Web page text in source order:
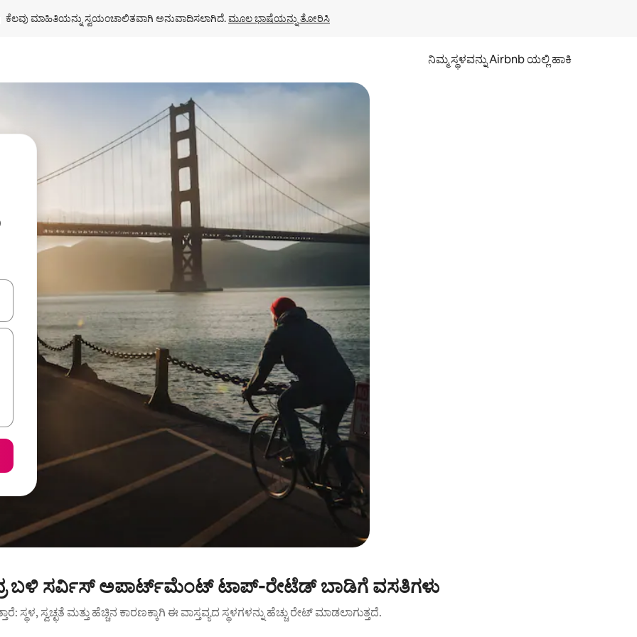
ಕೆಲವು ಮಾಹಿತಿಯನ್ನು ಸ್ವಯಂಚಾಲಿತವಾಗಿ ಅನುವಾದಿಸಲಾಗಿದೆ. ಮೂಲ ಭಾಷೆಯನ್ನು ತೋರಿಸಿ
ನಿಮ್ಮ ಸ್ಥಳವನ್ನು Airbnb ಯಲ್ಲಿ ಹಾಕಿ
ನ್ಯಾವಿಗೇಟ್ ಮಾಡಿ ಅಥವಾ ಸ್ಪರ್ಶ ಅಥವಾ ಸ್ವೈಪ್ ಗೆಸ್ಚರ್‌ಗಳ ಮೂಲಕ ಅನ್ವೇಷಿಸಿ.
ಬಳಿ ಸರ್ವಿಸ್ ಅಪಾರ್ಟ್‌ಮೆಂಟ್ ಟಾಪ್-ರೇಟೆಡ್ ಬಾಡಿಗೆ ವಸತಿಗಳು
ಸ್ಥಳ, ಸ್ವಚ್ಛತೆ ಮತ್ತು ಹೆಚ್ಚಿನ ಕಾರಣಕ್ಕಾಗಿ ಈ ವಾಸ್ತವ್ಯದ ಸ್ಥಳಗಳನ್ನು ಹೆಚ್ಚು ರೇಟ್ ಮಾಡಲಾಗುತ್ತದೆ.